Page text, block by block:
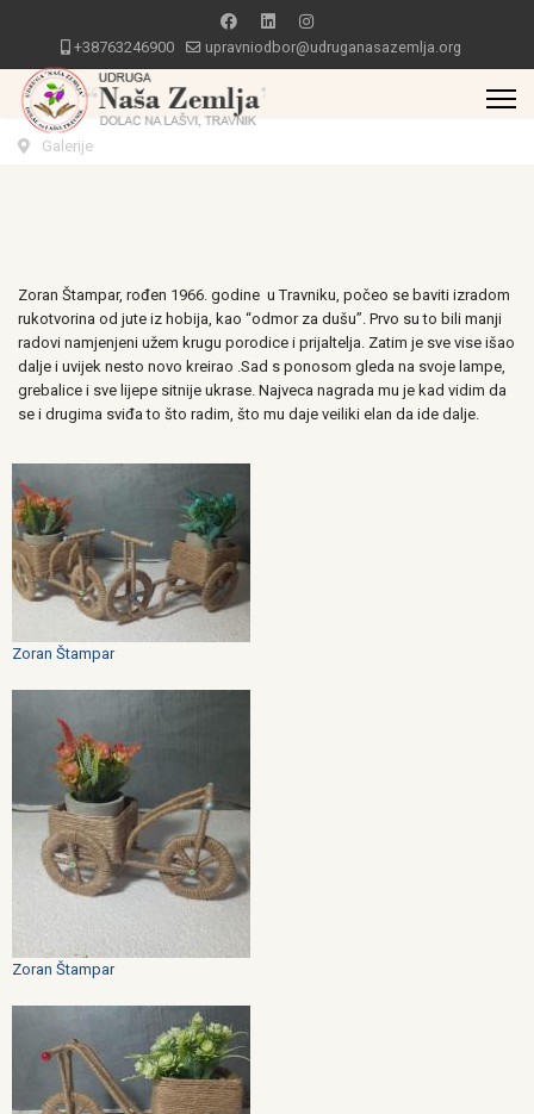
+38763246900 upravniodbor@udruganasazemlja.org
Galerije
Zoran Štampar, rođen 1966. godine u Travniku, počeo se baviti izradom
rukotvorina od jute iz hobija, kao “odmor za dušu”. Prvo su to bili manji
radovi namjenjeni užem krugu porodice i prijaltelja. Zatim je sve vise išao
dalje i uvijek nesto novo kreirao .Sad s ponosom gleda na svoje lampe,
grebalice i sve lijepe sitnije ukrase. Najveca nagrada mu je kad vidim da
se i drugima sviđa to što radim, što mu daje veiliki elan da ide dalje.
Zoran Štampar
Zoran Štampar